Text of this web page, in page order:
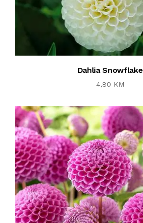
Dahlia Snowflake
4,80 KM